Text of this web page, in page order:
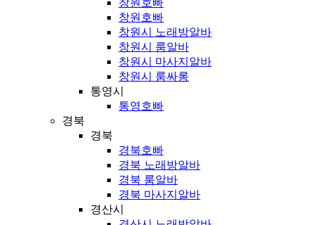
창원호빠
창원호빠
창원시 노래방알바
창원시 룸알바
창원시 마사지알바
창원시 룸싸롱
통영시
통영호빠
경북
경북
경북호빠
경북 노래방알바
경북 룸알바
경북 마사지알바
경산시